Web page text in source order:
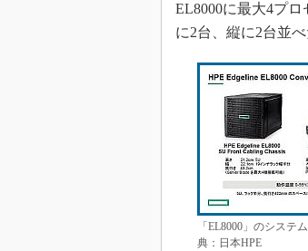
EL8000に最大4プ
に2台、縦に2台並
「EL8000」のシス
典：日本HPE